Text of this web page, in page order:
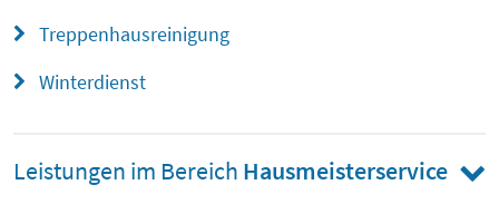
Treppenhausreinigung
Winterdienst
Leistungen im Bereich Hausmeisterservice